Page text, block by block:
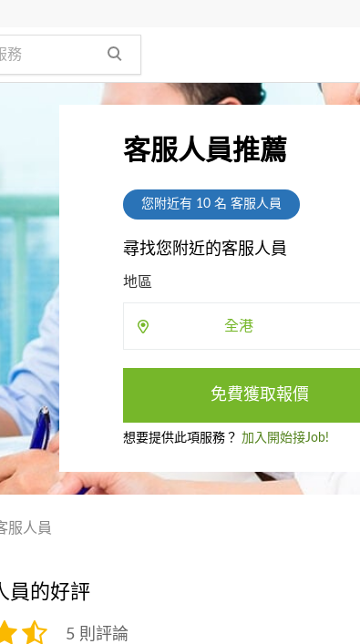
客服人員推薦
您附近有 10名 客服人員
尋找您附近的客服人員
地區
全港
免費獲取報價
想要提供此項服務？ 加入開始接Job!
服人員
員的好評
5 則評論